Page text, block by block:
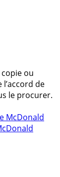
ou
de
le procurer.
McDonald